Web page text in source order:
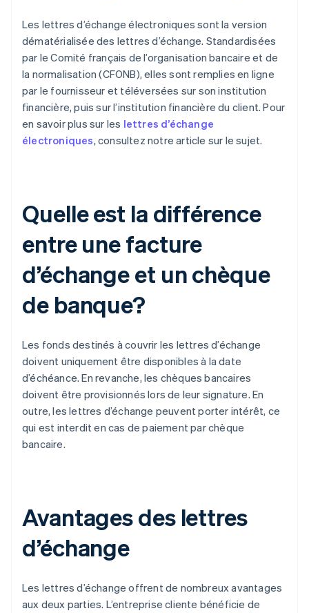
Les lettres d’échange électroniques sont la version
dématérialisée des lettres d’échange. Standardisées
par le Comité français de l’organisation bancaire et de
la normalisation (CFONB), elles sont remplies en ligne
par le fournisseur et téléversées sur son institution
financière, puis sur l’institution financière du client. Pour
en savoir plus sur les lettres d’échange
électroniques, consultez notre article sur le sujet.
Quelle est la différence
entre une facture
d’échange et un chèque
de banque?
Les fonds destinés à couvrir les lettres d’échange
doivent uniquement être disponibles à la date
d’échéance. En revanche, les chèques bancaires
doivent être provisionnés lors de leur signature. En
outre, les lettres d’échange peuvent porter intérêt, ce
qui est interdit en cas de paiement par chèque
bancaire.
Avantages des lettres
d’échange
Les lettres d’échange offrent de nombreux avantages
aux deux parties. L’entreprise cliente bénéficie de